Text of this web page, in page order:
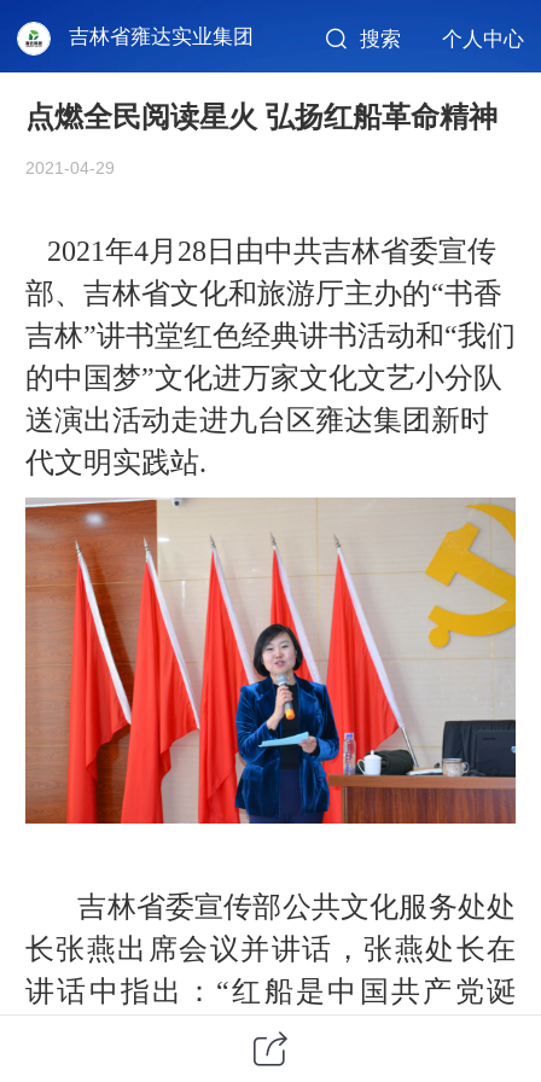
吉林省雍达实业集团 搜索 个人中心
点燃全民阅读星火 弘扬红船革命精神
2021-04-29
2021年4月28日由中共吉林省委宣传
部、吉林省文化和旅游厅主办的“书香
吉林”讲书堂红色经典讲书活动和“我们
的中国梦”文化进万家文化文艺小分队
送演出活动走进九台区雍达集团新时
代文明实践站.
吉林省委宣传部公共文化服务处处
长张燕出席会议并讲话，张燕处长在
讲话中指出：“红船是中国共产党诞
生、中国历史上开天辟地的伟大见